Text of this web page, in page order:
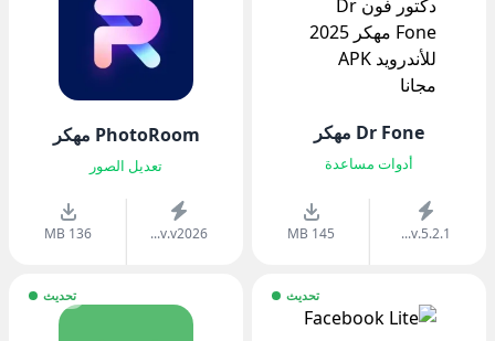
Dr Fone مهكر
أدوات مساعدة
v.5.2.1...
145 MB
PhotoRoom مهكر
تعديل الصور
v.v2026...
136 MB
تحديث تحديث